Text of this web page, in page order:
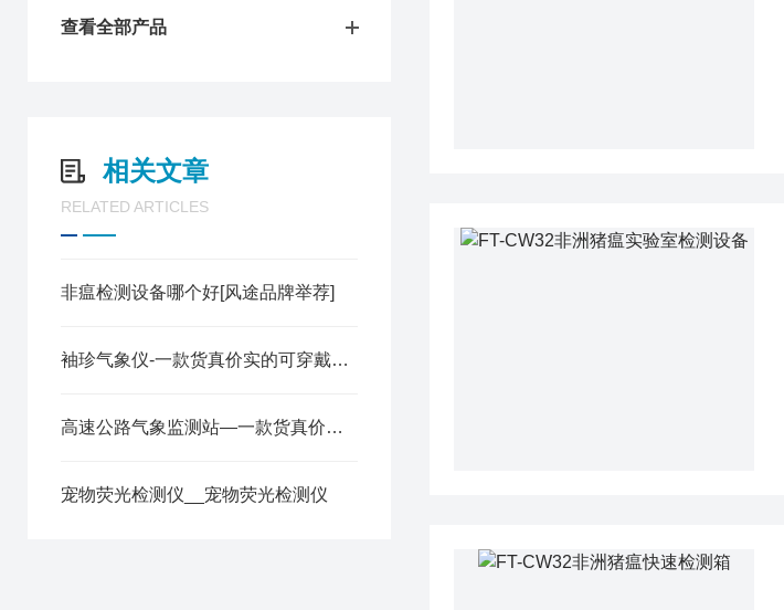
查看全部产品
相关文章
RELATED ARTICLES
非瘟检测设备哪个好[风途品牌举荐]
袖珍气象仪-一款货真价实的可穿戴手持气象仪@2026全+国+发+货
高速公路气象监测站—一款货真价实的高速公路自动气象站@2025全国派送
宠物荧光检测仪__宠物荧光检测仪